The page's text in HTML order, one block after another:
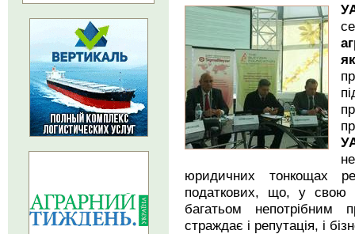
юридичних тонкощах
податкових, що, у свою
багатьом непотрібним
страждає і репутація, і